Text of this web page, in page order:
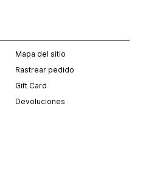
Mapa del sitio
Rastrear pedido
Gift Card
Devoluciones